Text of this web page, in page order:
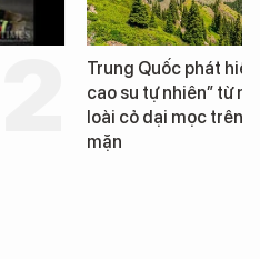
Loạt dự án bất
Đà Nẵng sắp bị